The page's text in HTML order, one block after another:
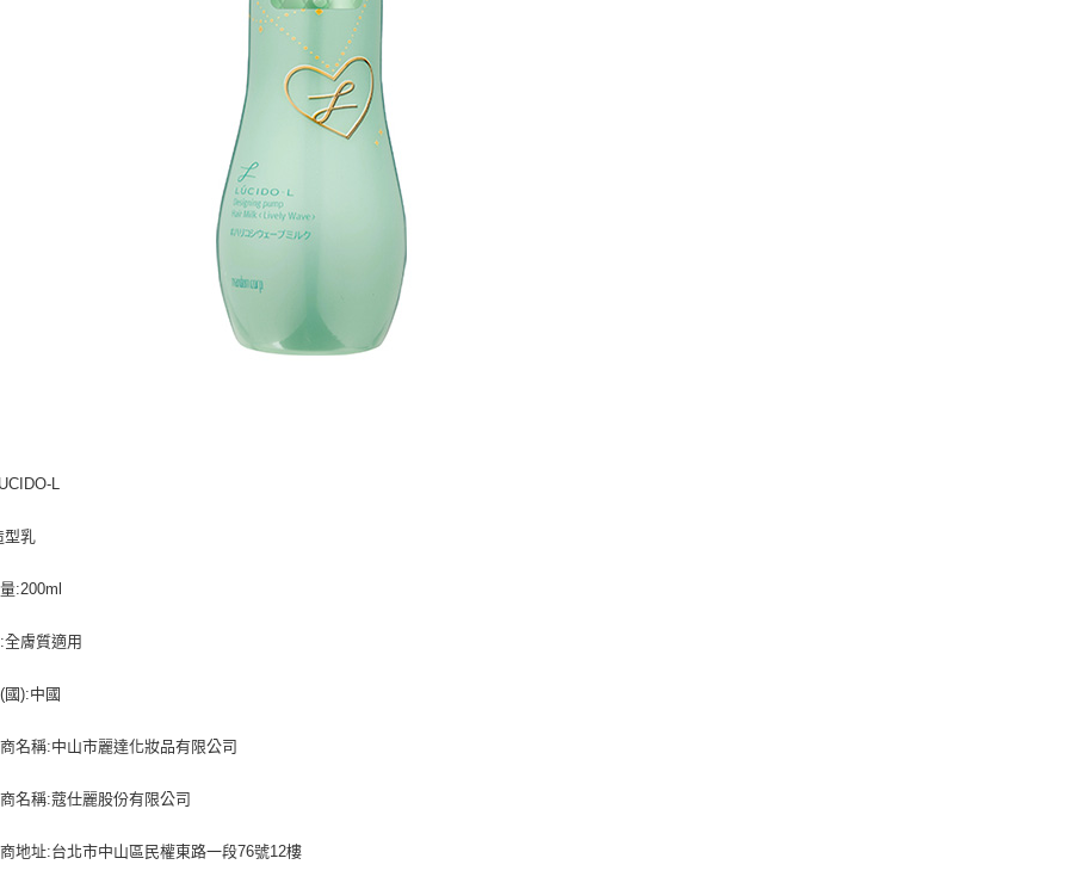
L
型乳
:200ml
全膚質適用
國):中國
名稱:中山市麗達化妝品有限公司
名稱:蔻仕麗股份有限公司
地址:台北市中山區民權東路一段76號12樓